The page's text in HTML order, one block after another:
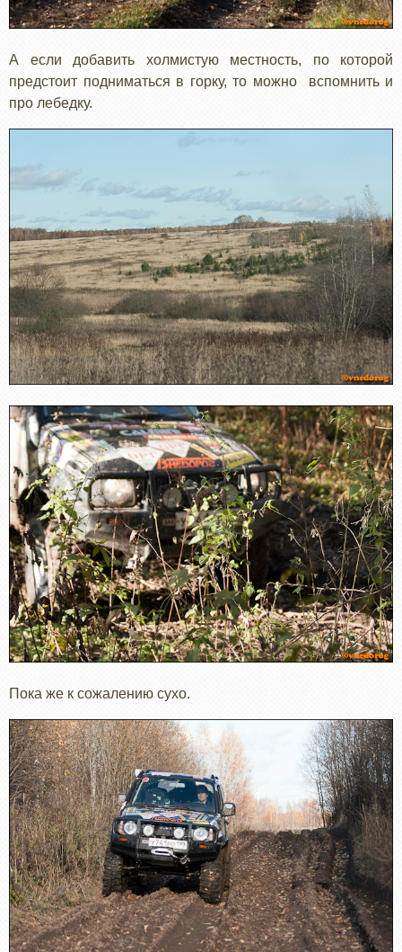
А если добавить холмистую местность, по которой
предстоит подниматься в горку, то можно вспомнить и
про лебедку.
Пока же к сожалению сухо.